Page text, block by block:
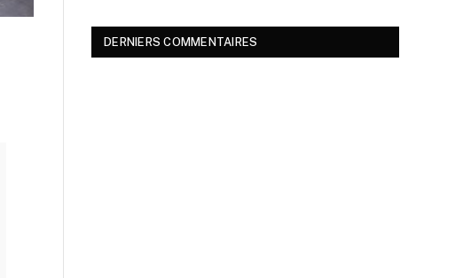
DERNIERS COMMENTAIRES